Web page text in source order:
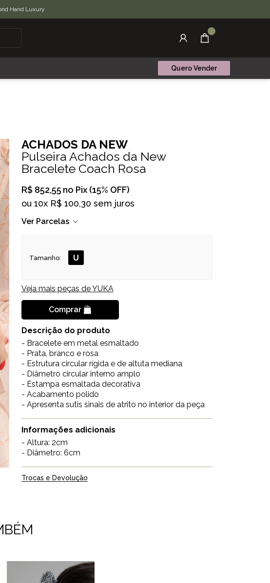
Hand Luxury
Quero Vender
ACHADOS DA NEW
Pulseira Achados da New
Bracelete Coach Rosa
R$ 852,55 no Pix (15% OFF)
ou 10x R$ 100,30 sem juros
Ver Parcelas
Tamanho: U
Veja mais peças deYUKA
Comprar
Descrição do produto
- Bracelete em metal esmaltado
- Prata, branco e rosa
- Estrutura circular rígida e de altuta mediana
- Diâmetro circular interno amplo
- Estampa esmaltada decorativa
- Acabamento polido
- Apresenta sutis sinais de atrito no interior da peça
Informações adicionais
- Altura: 2cm
- Diâmetro: 6cm
Trocas e Devolução